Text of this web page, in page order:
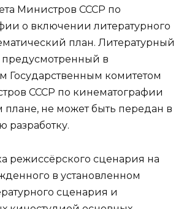
Министров СССР по
о включении литературного
план. Литературный
в
Государственным комитетом
СССР по кинематографии
плане, не может быть передан в
разработку.
режиссёрского сценария на
в установленном
сценария и